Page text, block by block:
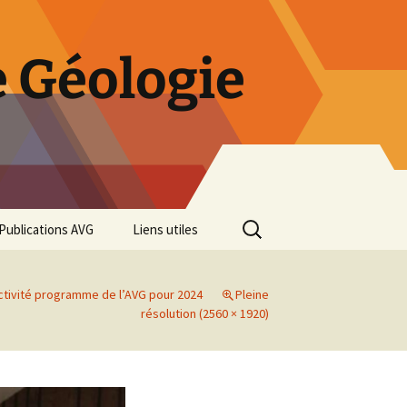
Publications AVG
Rétrospective des 50 ans
Liens utiles
Rechercher :
programme de l’AVG pour 2024
Pleine
résolution (2560 × 1920)